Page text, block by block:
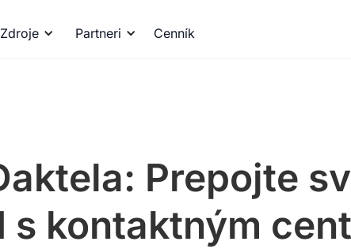
Zdroje Partneri Cenník
Prepojte
s kontaktným